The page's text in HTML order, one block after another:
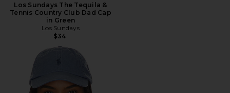
Los Sundays The Tequila &
Tennis Country Club Dad Cap
in Green
Los Sundays
$34